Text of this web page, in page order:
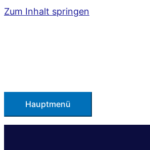
Zum Inhalt springen
Hauptmenü